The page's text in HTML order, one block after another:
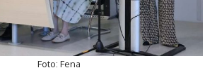
Foto: Fena